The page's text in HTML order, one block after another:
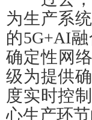
为生产系
的5G+AI
确定性网
级为提供
度实时控
心生产环